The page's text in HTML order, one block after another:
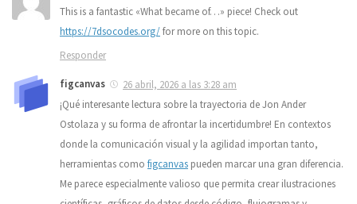
This is a fantastic «What became of…» piece! Check out
https://7dsocodes.org/for more on this topic.
Responder
figcanvas
26 abril, 2026 a las 3:28 am
¡Qué interesante lectura sobre la trayectoria de Jon Ander
Ostolaza y su forma de afrontar la incertidumbre! En contextos
donde la comunicación visual y la agilidad importan tanto,
herramientas como figcanvas pueden marcar una gran diferencia.
Me parece especialmente valioso que permita crear ilustraciones